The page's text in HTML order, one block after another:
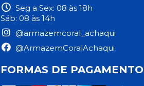
Seg a Sex: 08 às 18h
Sáb: 08 às 14h
@armazemcoral_achaqui
@ArmazemCoralAchaqui
FORMAS DE PAGAMENTO